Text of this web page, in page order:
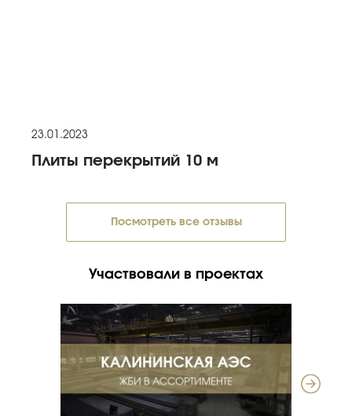
23.01.2023
Плиты перекрытий 10 м
Посмотреть все отзывы
Участвовали в проектах